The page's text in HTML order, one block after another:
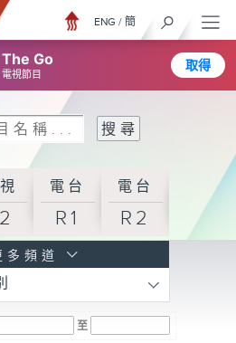
Go
視節目
取得
ENG / 簡
電台
R1
電台
R2
電台
多頻道
至